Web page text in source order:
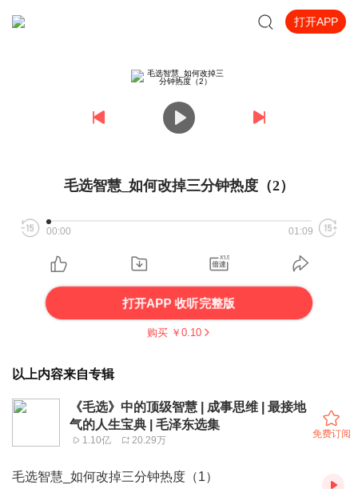
打开APP
毛选智慧_如何改掉三分钟热度（2）
00:00 01:09
打开APP 收听完整版
购买 ￥ 0.10
以上内容来自专辑
《毛选》中的顶级智慧 | 成事思维 | 最接地
气的人生宝典 | 毛泽东选集
1.10亿 20.29万
免费订阅
毛选智慧_如何改掉三分钟热度（1）